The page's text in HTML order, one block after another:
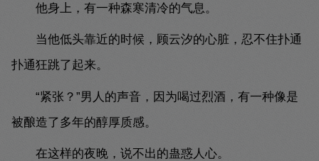
他身上，有一种森寒清冷的气息。
当他低头靠近的时候，顾云汐的心脏，忍不住扑通
扑通狂跳了起来。
“紧张？”男人的声音，因为喝过烈酒，有一种像是
被酿造了多年的醇厚质感。
在这样的夜晚，说不出的蛊惑人心。